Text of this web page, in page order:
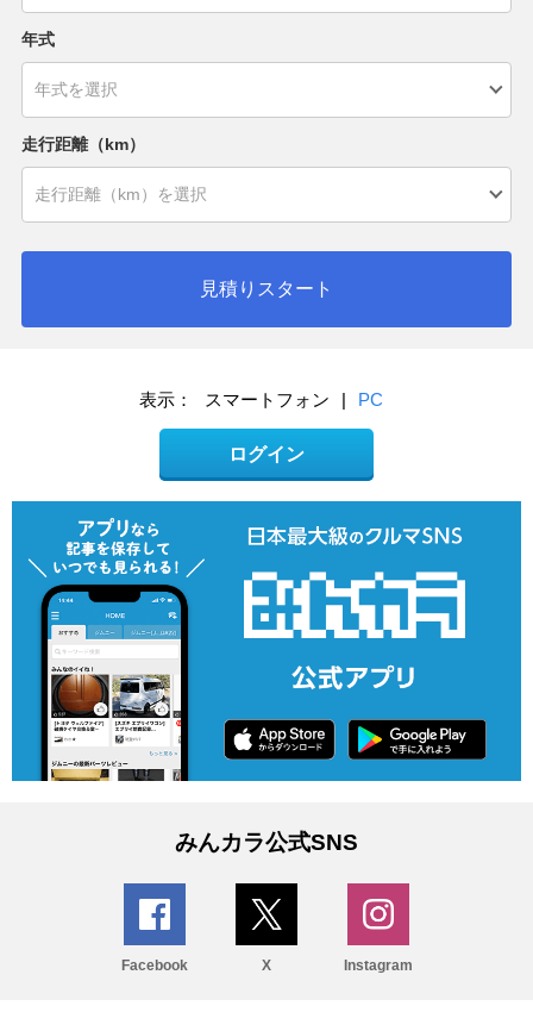
年式
走行距離（km）
見積りスタート
表示： スマートフォン | PC
ログイン
みんカラ公式SNS
Facebook X Instagram